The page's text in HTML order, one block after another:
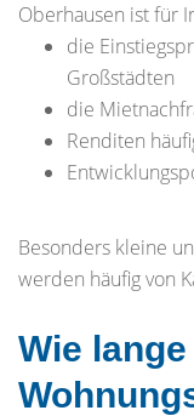
Oberhausen ist für
die
Großstädten
die
Renditen
Besonders kleine
werden häufig von
Wie